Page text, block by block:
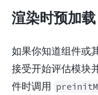
渲染时预加载
如果你知道组件或
接受开始评估模块
件时调用